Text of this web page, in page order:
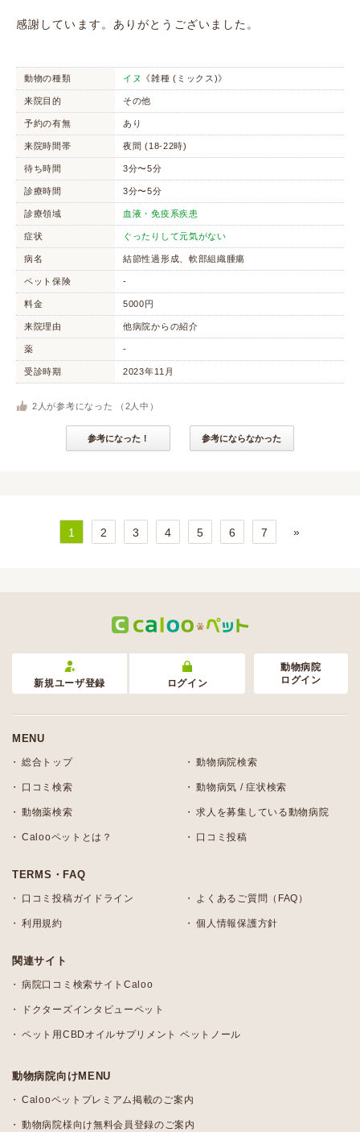
感謝しています。ありがとうございました。
動物の種類 イヌ 《雑種 (ミックス)》
来院目的 その他
予約の有無 あり
来院時間帯 夜間 (18-22時)
待ち時間 3分〜5分
診療時間 3分〜5分
診療領域 血液・免疫系疾患
症状 ぐったりして元気がない
病名 結節性過形成、軟部組織腫瘍
ペット保険 -
料金 5000円
来院理由 他病院からの紹介
薬 -
受診時期 2023年11月
2 人が参考になった （ 2 人中）
参考になった！ 参考にならなかった
1 2 3 4 5 6 7 »
新規ユーザ登録 ログイン
動物病院
ログイン
MENU
総合トップ 動物病院検索
口コミ検索 動物病気 / 症状検索
動物薬検索 求人を募集している動物病院
Calooペットとは？ 口コミ投稿
TERMS・FAQ
口コミ投稿ガイドライン よくあるご質問（FAQ）
利用規約 個人情報保護方針
関連サイト
病院口コミ検索サイトCaloo
ドクターズインタビューペット
ペット用CBDオイルサプリメント ペットノール
動物病院向けMENU
Calooペットプレミアム掲載のご案内
動物病院様向け無料会員登録のご案内